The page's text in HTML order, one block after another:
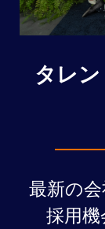
タレ
最新の
採用